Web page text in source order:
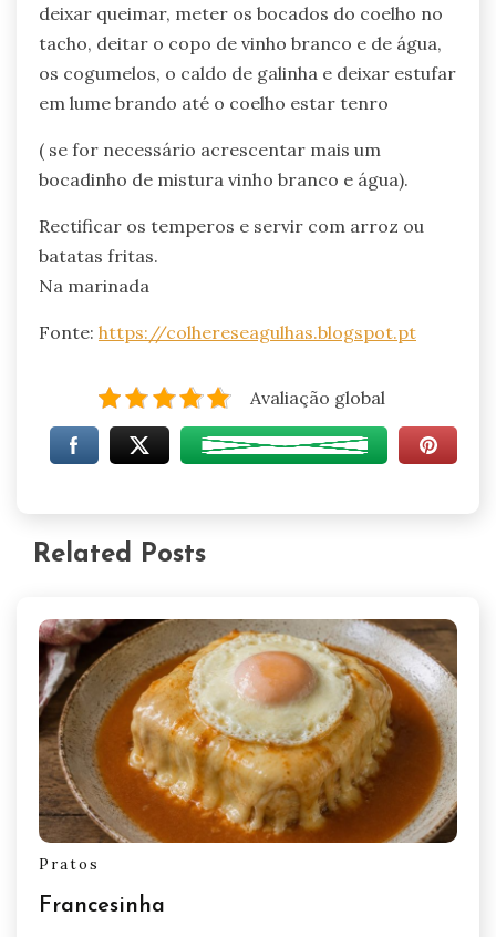
deixar queimar, meter os bocados do coelho no
tacho, deitar o copo de vinho branco e de água,
os cogumelos, o caldo de galinha e deixar estufar
em lume brando até o coelho estar tenro
( se for necessário acrescentar mais um
bocadinho de mistura vinho branco e água).
Rectificar os temperos e servir com arroz ou
batatas fritas.
Na marinada
Fonte: https://colhereseagulhas.blogspot.pt
Avaliação global
Related Posts
Pratos
Francesinha